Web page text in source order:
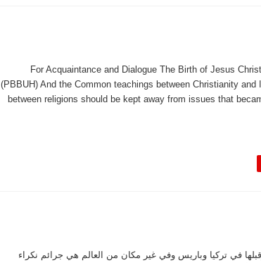
For Acquaintance and Dialogue The Birth of Jesus
(PBBUH) And the Common teachings between Christianity
between religions should be kept away from issues that
في تركيا وباريس وفي غير مكان من العالم هي جرائم نكراء